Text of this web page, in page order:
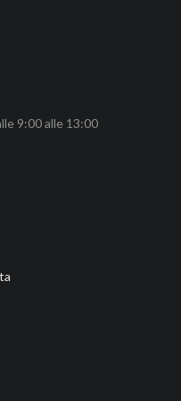
9:00 alle 13:00